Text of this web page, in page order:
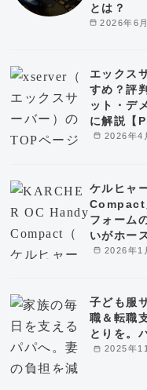
2026年6
とは？
2026年4
エックス
すめ？評
ット・デ
に解説【
2026年1
ケルヒャ
Compact
フォーム
いがホー
2025年
子ども服
職＆転職
とりを。